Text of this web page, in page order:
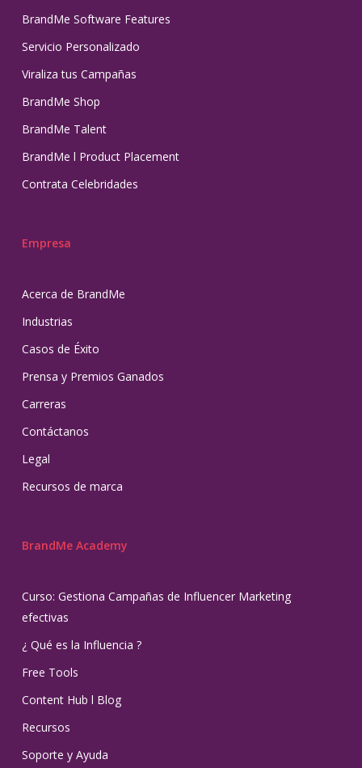
BrandMe Software Features
Servicio Personalizado
Viraliza tus Campañas
BrandMe Shop
BrandMe Talent
BrandMe l Product Placement
Contrata Celebridades
Empresa
Acerca de BrandMe
Industrias
Casos de Éxito
Prensa y Premios Ganados
Carreras
Contáctanos
Legal
Recursos de marca
BrandMe Academy
Curso: Gestiona Campañas de Influencer Marketing
efectivas
¿ Qué es la Influencia ?
Free Tools
Content Hub l Blog
Recursos
Soporte y Ayuda